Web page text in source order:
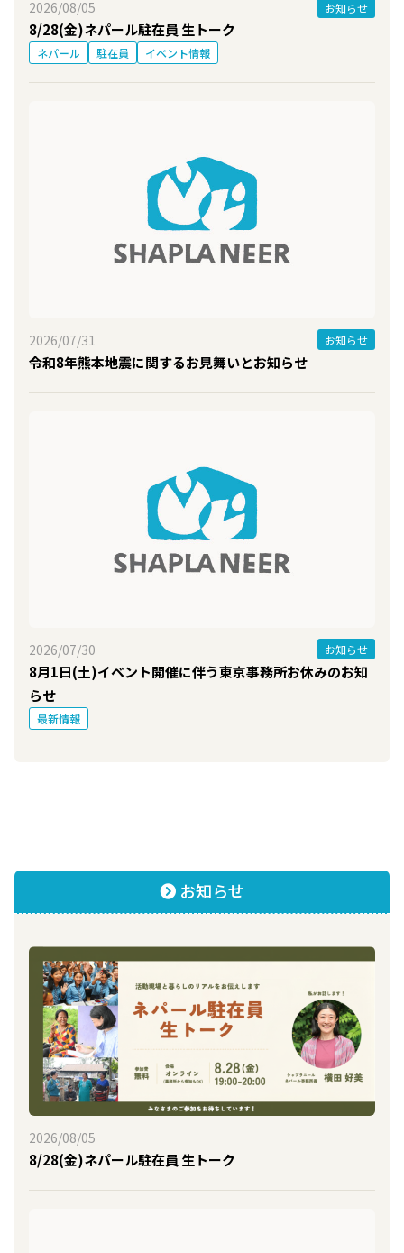
2026/08/05 お知らせ
8/28(金)ネパール駐在員 生トーク
ネパール 駐在員 イベント情報
2026/07/31 お知らせ
令和8年熊本地震に関するお見舞いとお知らせ
2026/07/30 お知らせ
8月1日(土)イベント開催に伴う東京事務所お休みのお知
らせ
最新情報
お知らせ
2026/08/05
8/28(金)ネパール駐在員 生トーク